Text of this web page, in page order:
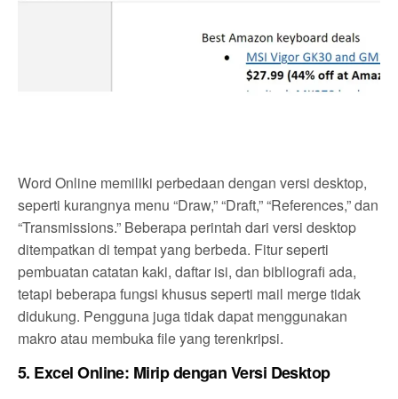
Word Online memiliki perbedaan dengan versi desktop,
seperti kurangnya menu “Draw,” “Draft,” “References,” dan
“Transmissions.” Beberapa perintah dari versi desktop
ditempatkan di tempat yang berbeda. Fitur seperti
pembuatan catatan kaki, daftar isi, dan bibliografi ada,
tetapi beberapa fungsi khusus seperti mail merge tidak
didukung. Pengguna juga tidak dapat menggunakan
makro atau membuka file yang terenkripsi.
5. Excel Online: Mirip dengan Versi Desktop